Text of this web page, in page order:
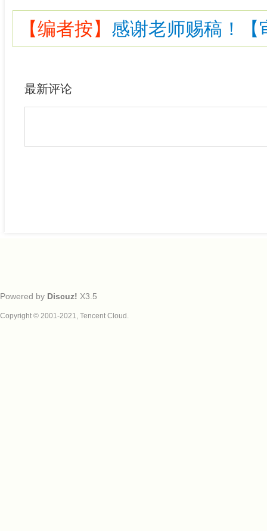
【编者按】 感谢老师赐稿！【
最新评论
Powered by Discuz! X3.5
Copyright © 2001-2021, Tencent Cloud.